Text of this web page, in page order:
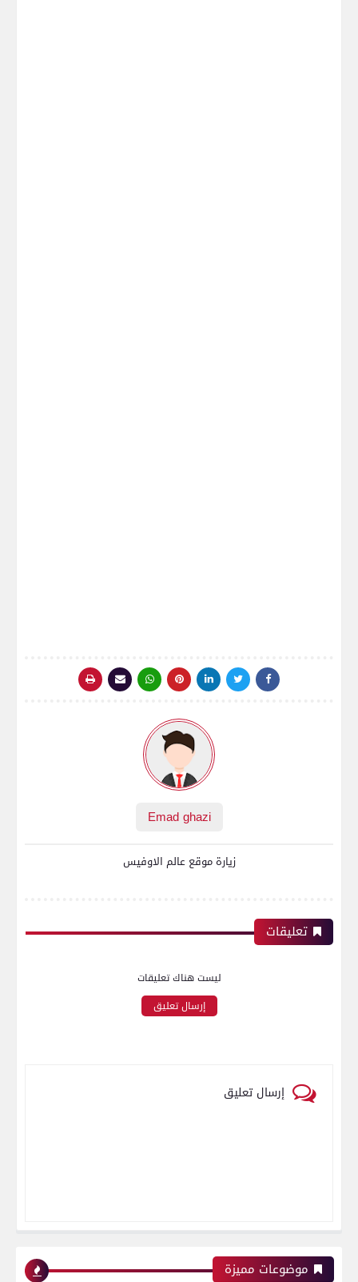
Emad ghazi
زيارة موقع عالم الاوفيس
تعليقات
ليست هناك تعليقات
إرسال تعليق
إرسال تعليق
موضوعات مميزة